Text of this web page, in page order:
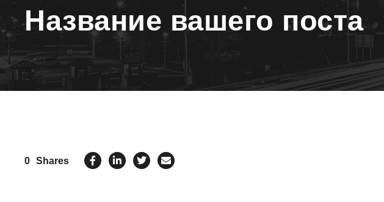
Название вашего поста
0 Shares